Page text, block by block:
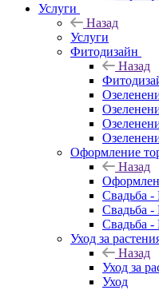
Услуги
Назад
Услуги
Фитодизайн
Назад
Оформление
Назад
Свадьба
Свадьба -
Свадьба -
Уход за
Назад
Уход за
Уход